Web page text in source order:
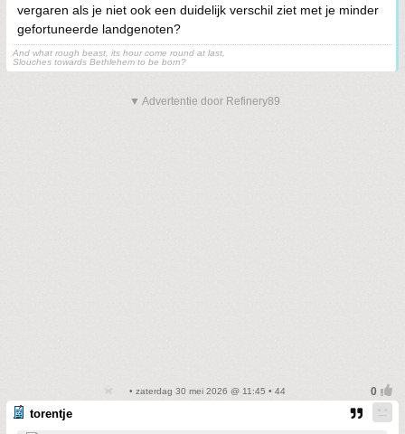
vergaren als je niet ook een duidelijk verschil ziet met je minder
gefortuneerde landgenoten?
And what rough beast, its hour come round at last,
Slouches towards Bethlehem to be born?
▼ Advertentie door Refinery89
• zaterdag 30 mei 2026 @ 11:45 • 44
torentje